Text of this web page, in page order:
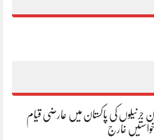
جرنیلوں کی پاکستان میں عارضی قیام
خارج